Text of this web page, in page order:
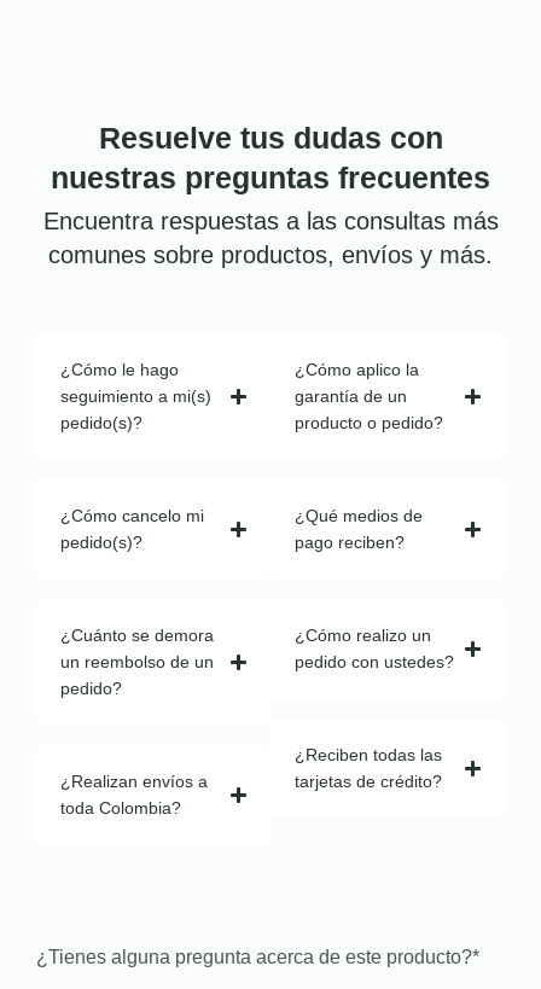
Resuelve tus dudas con
nuestras preguntas frecuentes
Encuentra respuestas a las consultas más
comunes sobre productos, envíos y más.
¿Cómo le hago
seguimiento a mi(s)
pedido(s)?
¿Cómo cancelo mi
pedido(s)?
¿Cuánto se demora
un reembolso de un
pedido?
¿Realizan envíos a
toda Colombia?
¿Cómo aplico la
garantía de un
producto o pedido?
¿Qué medios de
pago reciben?
¿Cómo realizo un
pedido con ustedes?
¿Reciben todas las
tarjetas de crédito?
¿Tienes alguna pregunta acerca de este producto?*